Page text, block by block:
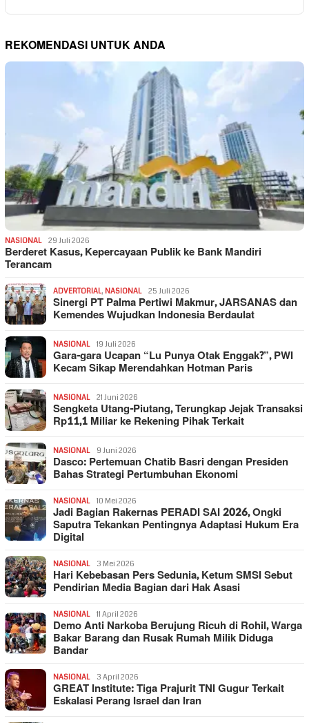
REKOMENDASI UNTUK ANDA
NASIONAL 29 Juli 2026
Berderet Kasus, Kepercayaan Publik ke Bank Mandiri
Terancam
ADVERTORIAL, NASIONAL 25 Juli 2026
Sinergi PT Palma Pertiwi Makmur, JARSANAS dan
Kemendes Wujudkan Indonesia Berdaulat
NASIONAL 19 Juli 2026
Gara-gara Ucapan “Lu Punya Otak Enggak?”, PWI
Kecam Sikap Merendahkan Hotman Paris
NASIONAL 21 Juni 2026
Sengketa Utang-Piutang, Terungkap Jejak Transaksi
Rp11,1 Miliar ke Rekening Pihak Terkait
NASIONAL 9 Juni 2026
Dasco: Pertemuan Chatib Basri dengan Presiden
Bahas Strategi Pertumbuhan Ekonomi
NASIONAL 10 Mei 2026
Jadi Bagian Rakernas PERADI SAI 2026, Ongki
Saputra Tekankan Pentingnya Adaptasi Hukum Era
Digital
NASIONAL 3 Mei 2026
Hari Kebebasan Pers Sedunia, Ketum SMSI Sebut
Pendirian Media Bagian dari Hak Asasi
NASIONAL 11 April 2026
Demo Anti Narkoba Berujung Ricuh di Rohil, Warga
Bakar Barang dan Rusak Rumah Milik Diduga
Bandar
NASIONAL 3 April 2026
GREAT Institute: Tiga Prajurit TNI Gugur Terkait
Eskalasi Perang Israel dan Iran